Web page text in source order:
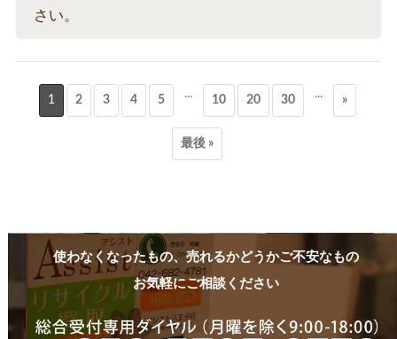
さい。
1 2 3 4 5 ... 10 20 30 ... »
最後 »
使わなくなったもの、売れるかどうかご不安なもの
お気軽にご相談ください